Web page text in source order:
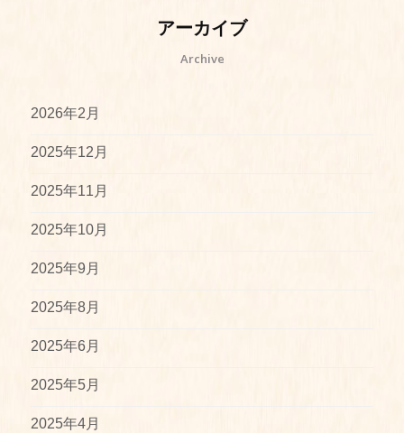
アーカイブ
Archive
2026年2月
2025年12月
2025年11月
2025年10月
2025年9月
2025年8月
2025年6月
2025年5月
2025年4月